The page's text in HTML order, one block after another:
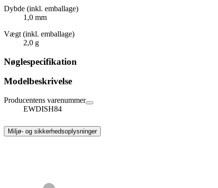
Dybde (inkl. emballage)
1,0 mm
Vægt (inkl. emballage)
2,0 g
Nøglespecifikation
Modelbeskrivelse
Producentens varenummer
EWDISH84
Miljø- og sikkerhedsoplysninger